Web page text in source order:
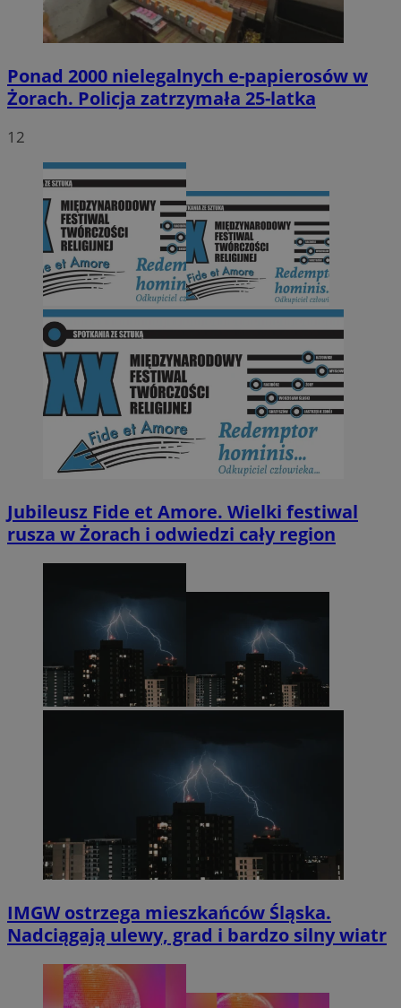
Ponad 2000 nielegalnych e-papierosów w
Żorach. Policja zatrzymała 25-latka
12
Jubileusz Fide et Amore. Wielki festiwal
rusza w Żorach i odwiedzi cały region
IMGW ostrzega mieszkańców Śląska.
Nadciągają ulewy, grad i bardzo silny wiatr